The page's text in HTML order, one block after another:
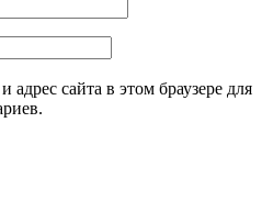
сайта в этом браузере для